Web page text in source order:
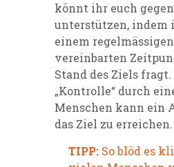
könnt ihr euch
unterstützen, indem
einem
vereinbarten
Stand des Ziels fragt.
„Kontrolle“ durch
Menschen kann ein
das Ziel zu erreichen.
TIPP: So blöd es